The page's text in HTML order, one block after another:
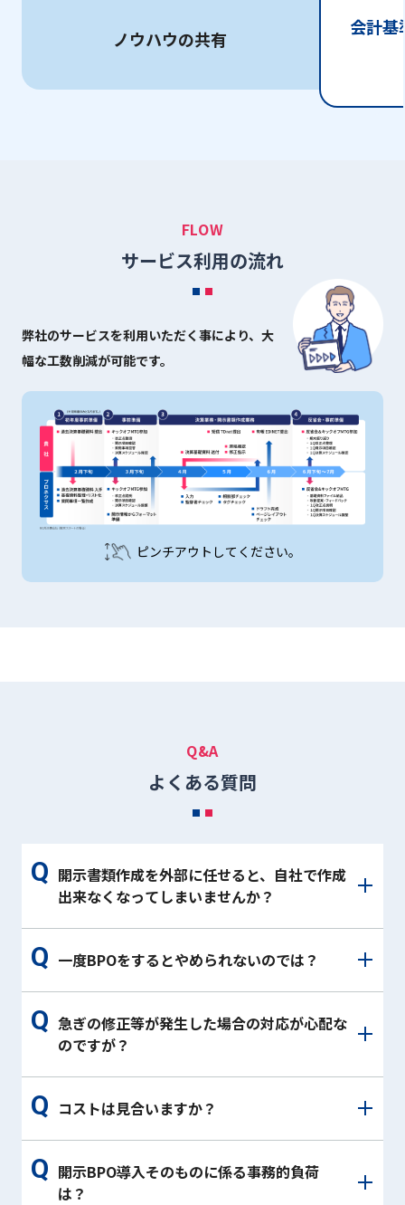
ノウハウの共有
会計基
FLOW
サービス利用の流れ
弊社のサービスを利用いただく事により、大
幅な工数削減が可能です。
ピンチアウトしてください。
Q&A
よくある質問
開示書類作成を外部に任せると、自社で作成
出来なくなってしまいませんか？
一度BPOをするとやめられないのでは？
急ぎの修正等が発生した場合の対応が心配な
のですが？
コストは見合いますか？
開示BPO導入そのものに係る事務的負荷
は？